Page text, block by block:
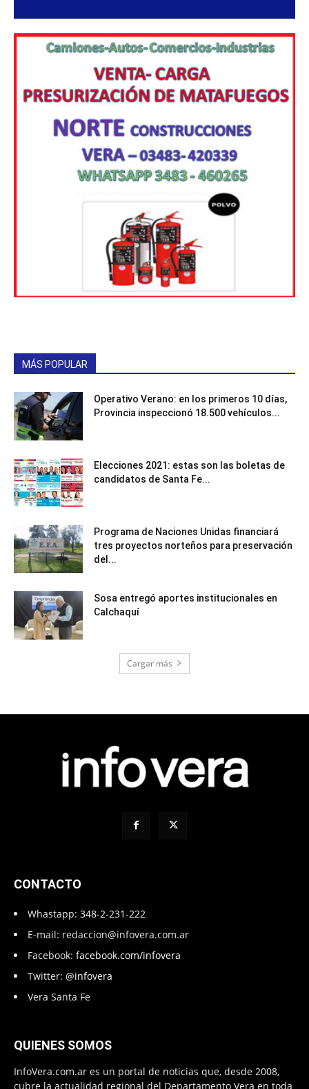
MÁS POPULAR
Operativo Verano: en los primeros 10 días,
Provincia inspeccionó 18.500 vehículos...
Elecciones 2021: estas son las boletas de
candidatos de Santa Fe...
Programa de Naciones Unidas financiará
tres proyectos norteños para preservación
del...
Sosa entregó aportes institucionales en
Calchaquí
Cargar más
CONTACTO
Whastapp: 348-2-231-222
E-mail: redaccion@infovera.com.ar
Facebook: facebook.com/infovera
Twitter: @infovera
Vera Santa Fe
QUIENES SOMOS
InfoVera.com.ar es un portal de noticias que, desde 2008,
cubre la actualidad regional del Departamento Vera en toda